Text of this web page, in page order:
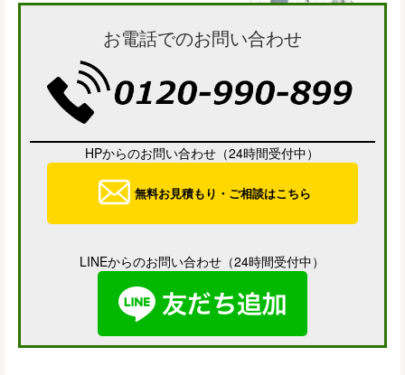
お電話でのお問い合わせ
HPからのお問い合わせ（24時間受付中）
無料お見積もり・ご相談はこちら
LINEからのお問い合わせ（24時間受付中）